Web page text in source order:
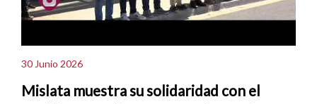
30 Junio 2026
Mislata muestra su solidaridad con el